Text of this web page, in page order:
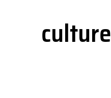
culture